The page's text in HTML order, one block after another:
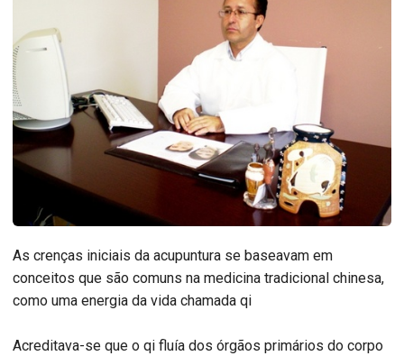
As crenças iniciais da acupuntura se baseavam em
conceitos que são comuns na medicina tradicional chinesa,
como uma energia da vida chamada qi
Acreditava-se que o qi fluía dos órgãos primários do corpo